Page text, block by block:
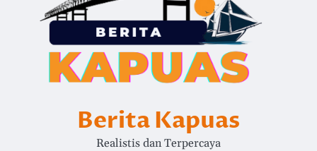
Berita Kapuas
Realistis dan Terpercaya